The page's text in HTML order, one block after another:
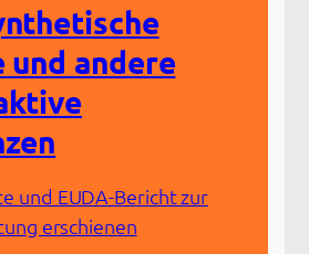
und andere
und EUDA-Bericht zur
erschienen